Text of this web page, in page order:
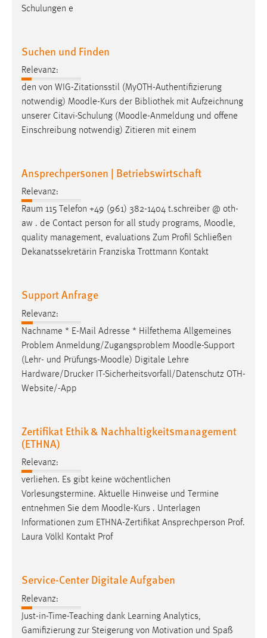
Schulungen e
Suchen und Finden
Relevanz:
den von WIG-Zitationsstil (MyOTH-Authentifizierung
notwendig) Moodle-Kurs der Bibliothek mit Aufzeichnung
unserer Citavi-Schulung (Moodle-Anmeldung und offene
Einschreibung notwendig) Zitieren mit einem
Ansprechpersonen | Betriebswirtschaft
Relevanz:
Raum 115 Telefon +49 (961) 382-1404 t.schreiber @ oth-
aw . de Contact person for all study programs, Moodle,
quality management, evaluations Zum Profil Schließen
Dekanatssekretärin Franziska Trottmann Kontakt
Support Anfrage
Relevanz:
Nachname * E-Mail Adresse * Hilfethema Allgemeines
Problem Anmeldung/Zugangsproblem Moodle-Support
(Lehr- und Prüfungs-Moodle) Digitale Lehre
Hardware/Drucker IT-Sicherheitsvorfall/Datenschutz OTH-
Website/-App
Zertifikat Ethik & Nachhaltigkeitsmanagement
(ETHNA)
Relevanz:
verliehen. Es gibt keine wöchentlichen
Vorlesungstermine. Aktuelle Hinweise und Termine
entnehmen Sie dem Moodle-Kurs . Unterlagen
Informationen zum ETHNA-Zertifikat Ansprechperson Prof.
Laura Völkl Kontakt Prof
Service-Center Digitale Aufgaben
Relevanz:
Just-in-Time-Teaching dank Learning Analytics,
Gamifizierung zur Steigerung von Motivation und Spaß